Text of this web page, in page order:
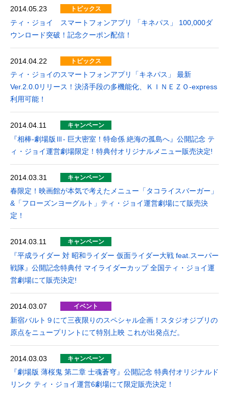
2014.05.23 トピックス
ティ・ジョイ スマートフォンアプリ 「キネパス」 100,000ダ
ウンロード突破！記念クーポン配信！
2014.04.22 トピックス
ティ・ジョイのスマートフォンアプリ「キネパス」 最新
Ver.2.0.0リリース！決済手段の多機能化、ＫＩＮＥＺＯ-express
利用可能！
2014.04.11 キャンペーン
『相棒-劇場版Ⅲ- 巨大密室！特命係 絶海の孤島へ』公開記念 テ
ィ・ジョイ運営劇場限定！特典付オリジナルメニュー販売決定!
2014.03.31 キャンペーン
春限定！映画館が本気で考えたメニュー「タコライスバーガー」
&「フローズンヨーグルト」ティ・ジョイ運営劇場にて販売決
定！
2014.03.11 キャンペーン
『平成ライダー 対 昭和ライダー 仮面ライダー大戦 feat.スーパー
戦隊』公開記念特典付 マイライダーカップ 全国ティ・ジョイ運
営劇場にて販売決定!
2014.03.07 イベント
新宿バルト９にて三夜限りのスペシャル企画！スタジオジブリの
原点をニュープリントにて特別上映 これが出発点だ。
2014.03.03 キャンペーン
『劇場版 薄桜鬼 第二章 士魂蒼穹』公開記念 特典付オリジナルド
リンク ティ・ジョイ運営6劇場にて限定販売決定！